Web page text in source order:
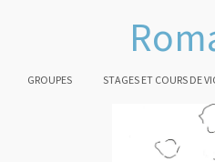
GROUPES STAGES ET COURS DE